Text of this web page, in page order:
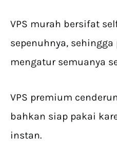
VPS murah bersifat
sepenuhnya,
mengatur semuanya
VPS premium
bahkan siap pakai
instan.